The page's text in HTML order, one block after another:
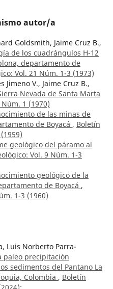
autor/a
Goldsmith, Jaime Cruz B.,
de los cuadrángulos H-12
departamento de
Vol. 21 Núm. 1-3 (1973)
Jimeno V., Jaime Cruz B.,
Nevada de Santa Marta
1 (1970)
de las minas de
de Boyacá , Boletín
geológico del páramo al
Vol. 9 Núm. 1-3
geológico de la
de Boyacá ,
1-3 (1960)
Luis Norberto Parra-
paleo precipitación
sedimentos del Pantano La
Colombia , Boletín